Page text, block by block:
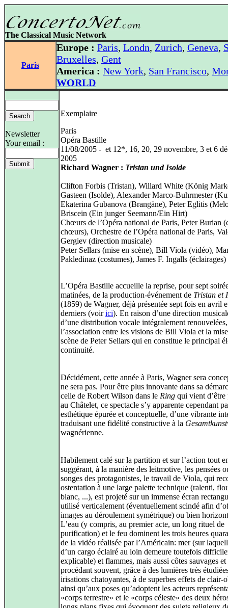
The Classical Music Network
Paris
Europe : Paris, Londn, Zurich, Geneva,
Bruxelles, Gent
America : New York, San Francisco,
WORLD
Newsletter
Your email :
Exemplaire
Paris
Opéra Bastille
11/08/2005 - et 12*, 16, 20, 29 novembre, 3 et 6
2005
Richard Wagner : Tristan und Isolde
Clifton Forbis (Tristan), Willard White (König
Gasteen (Isolde), Alexander Marco-Buhrmester
Ekaterina Gubanova (Brangäne), Peter Eglitis
Briscein (Ein junger Seemann/Ein Hirt)
Chœurs de l’Opéra national de Paris, Peter Burian
chœurs), Orchestre de l’Opéra national de Paris,
Gergiev (direction musicale)
Peter Sellars (mise en scène), Bill Viola (vidéo),
Pakledinaz (costumes), James F. Ingalls (éclairages)
L’Opéra Bastille accueille la reprise, pour sept
matinées, de la production-événement de Tristan et
(1859) de Wagner, déjà présentée sept fois en avril
derniers (voirici). En raison d’une direction
d’une distribution vocale intégralement renouvelées,
l’association entre les visions de Bill Viola et la
scène de Peter Sellars qui en constitue le principal
continuité.
Décidément, cette année à Paris, Wagner sera
ne sera pas. Pour être plus innovante dans sa
celle de Robert Wilson dans le Ring qui vient d’être
au Châtelet, ce spectacle s’y apparente cependant
esthétique épurée et conceptuelle, d’une vibrante
traduisant une fidélité constructive à la
wagnérienne.
Habilement calé sur la partition et sur l’action tout
suggérant, à la manière des leitmotive, les pensées
songes des protagonistes, le travail de Viola, qui
ostentation à une large palette technique (ralenti,
blanc, ...), est projeté sur un immense écran
utilisé verticalement (éventuellement scindé afin
images au déroulement symétrique) ou bien
L’eau (y compris, au premier acte, un long rituel de
purification) et le feu dominent les trois heures
de la vidéo réalisée par l’Américain: mer (sur
d’un cargo éclairé au loin demeure toutefois
explicable) et flammes, mais aussi côtes sauvages
procédant souvent, grâce à des lumières très
irisations chatoyantes, à de superbes effets de clair-
ainsi qu’aux poses qu’adoptent les acteurs
«corps terrestre» et le «corps céleste» des deux